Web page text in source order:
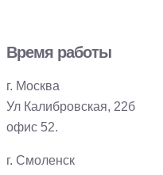
Время работы
г. Москва
Ул Калибровская, 22б
офис 52.
г. Смоленск